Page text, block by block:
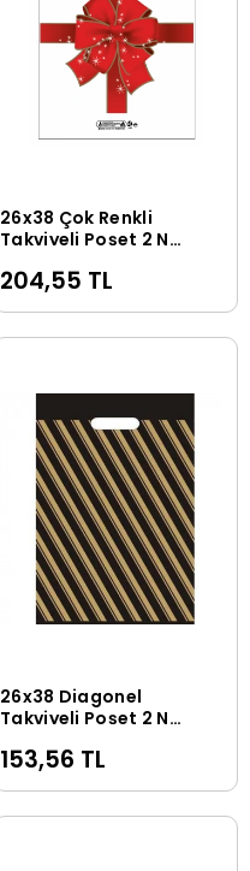
Sepete Ekle
26x38 Çok Renkli
Takviyeli Poşet 2 NO(
204,55 TL
Sepete Ekle
26x38 Diagonel
Takviyeli Poşet 2 NO(
153,56 TL